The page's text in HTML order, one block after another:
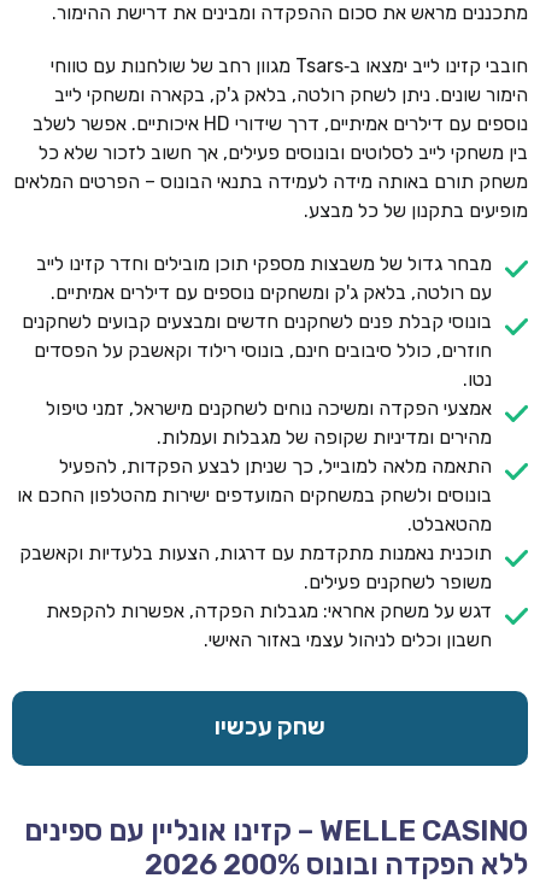
מתכננים מראש את סכום ההפקדה ומבינים את דרישת ההימור.
חובבי קזינו לייב ימצאו ב‑Tsars מגוון רחב של שולחנות עם טווחי
הימור שונים. ניתן לשחק רולטה, בלאק ג'ק, בקארה ומשחקי לייב
נוספים עם דילרים אמיתיים, דרך שידורי HD איכותיים. אפשר לשלב
בין משחקי לייב לסלוטים ובונוסים פעילים, אך חשוב לזכור שלא כל
משחק תורם באותה מידה לעמידה בתנאי הבונוס – הפרטים המלאים
מופיעים בתקנון של כל מבצע.
מבחר גדול של משבצות מספקי תוכן מובילים וחדר קזינו לייב
עם רולטה, בלאק ג'ק ומשחקים נוספים עם דילרים אמיתיים.
בונוסי קבלת פנים לשחקנים חדשים ומבצעים קבועים לשחקנים
חוזרים, כולל סיבובים חינם, בונוסי רילוד וקאשבק על הפסדים
נטו.
אמצעי הפקדה ומשיכה נוחים לשחקנים מישראל, זמני טיפול
מהירים ומדיניות שקופה של מגבלות ועמלות.
התאמה מלאה למובייל, כך שניתן לבצע הפקדות, להפעיל
בונוסים ולשחק במשחקים המועדפים ישירות מהטלפון החכם או
מהטאבלט.
תוכנית נאמנות מתקדמת עם דרגות, הצעות בלעדיות וקאשבק
משופר לשחקנים פעילים.
דגש על משחק אחראי: מגבלות הפקדה, אפשרות להקפאת
חשבון וכלים לניהול עצמי באזור האישי.
שחק עכשיו
WELLE CASINO – קזינו אונליין עם ספינים
ללא הפקדה ובונוס 200% 2026